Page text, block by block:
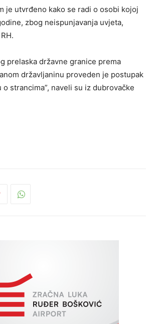
je utvrđeno kako se radi o osobi kojoj
zbog neispunjavanja uvjeta,
prelaska državne granice prema
državljaninu proveden je postupak
o strancima”, naveli su iz dubrovačke